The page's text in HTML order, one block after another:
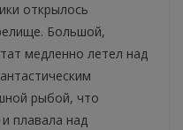
открылось
Большой,
медленно летел над
рыбой, что
плавала над